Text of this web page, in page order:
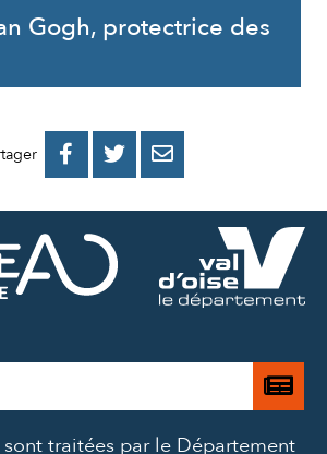
Gogh, protectrice des

PARTAGER
FACEBOOK
PARTAGER
PARTAGER
MAIL
Je
traitées par le Département